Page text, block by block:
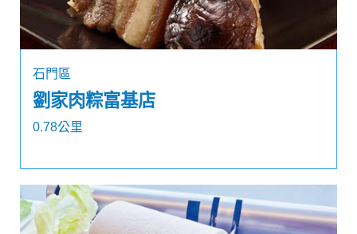
石門區
劉家肉粽富基店
0.78公里